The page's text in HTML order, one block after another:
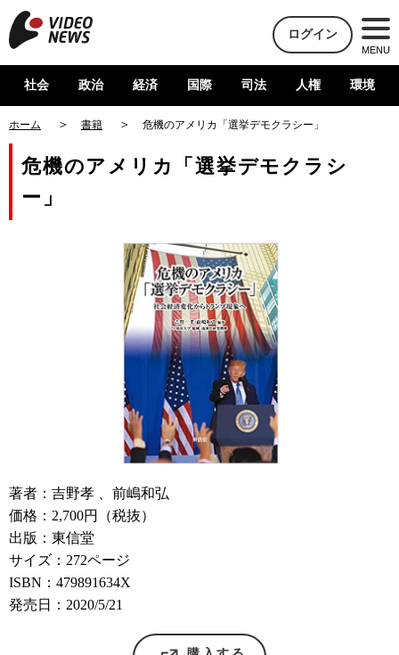
ログイン
MENU
社会 政治 経済 国際 司法 人権 環境
ホーム 書籍 危機のアメリカ「選挙デモクラシー」
危機のアメリカ「選挙デモクラシ
ー」
著者：吉野孝 、前嶋和弘
価格：2,700円（税抜）
出版：東信堂
サイズ：272ページ
ISBN：479891634X
発売日：2020/5/21